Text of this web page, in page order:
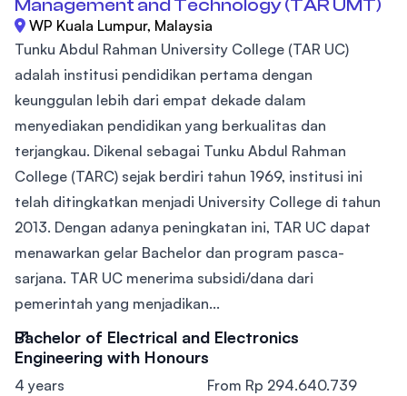
Management and Technology (TAR UMT)
WP Kuala Lumpur, Malaysia
Tunku Abdul Rahman University College (TAR UC)
adalah institusi pendidikan pertama dengan
keunggulan lebih dari empat dekade dalam
menyediakan pendidikan yang berkualitas dan
terjangkau. Dikenal sebagai Tunku Abdul Rahman
College (TARC) sejak berdiri tahun 1969, institusi ini
telah ditingkatkan menjadi University College di tahun
2013. Dengan adanya peningkatan ini, TAR UC dapat
menawarkan gelar Bachelor dan program pasca-
sarjana. TAR UC menerima subsidi/dana dari
pemerintah yang menjadikan...
Bachelor of Electrical and Electronics
Engineering with Honours
4 years From Rp 294.640.739